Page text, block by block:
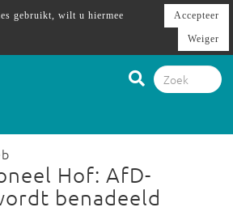
Hof: AfD-
benadeeld
gebruikt, wilt u hiermee
Accepteer
Weiger